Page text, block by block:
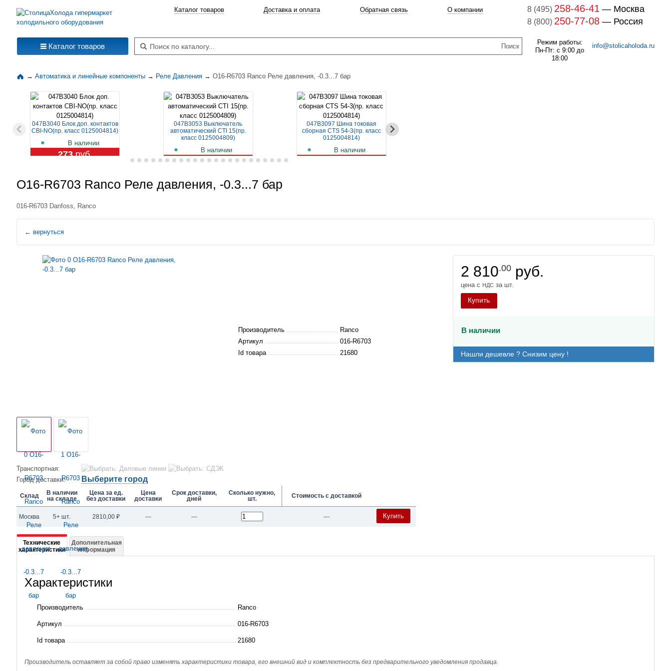
Каталог товаров Доставка и оплата Обратная связь О компании
Поиск по каталогу
8 (495) 258-46-41 — Москва
8 (800) 250-77-08 — Россия
Режим работы:
Пн-Пт: с 9:00 до
18:00
info@stolicaholoda.ru
Каталог товаров
→ Автоматика и линейные компоненты → Реле Давления → О16-R6703 Ranco Реле давления, -0.3...7 бар
047B3040 Блок доп. контактов
CBI-NO(пр. класс 0125004814)
В наличии
273руб.
047B3053 Выключатель
автоматический CTI 15(пр.
класс 0125004809)
В наличии
1 129 руб.
047B3097 Шина токовая
сборная CTS 54-3(пр. класс
0125004814)
В наличии
О16-R6703 Ranco Реле давления, -0.3...7 бар
016-R6703 Danfoss, Ranco
← вернуться
Производитель
Ranco
Артикул
016-R6703
Id товара
21680
2 810.00 руб.
цена с НДС за шт.
Купить
В наличии
Нашли дешевле ? Снизим цену !
Транспортная:
Город доставки:
Выберите город
Склад
В наличии
на складе
Цена за ед.
без доставки
Цена
доставки
Срок доставки,
дней
Сколько нужно,
шт.
Стоимость с доставкой
Москва 5+ шт. 2810,00 ₽ --- --- --- Купить
Подробная
информация
О16-
R6703
Ranco
Реле
давления,
-0.3...7
Технические
характеристики
Дополнительная
информация
Характеристики
Производитель Ranco
Артикул 016-R6703
Id товара 21680
Производитель оставляет за собой право изменять характеристики товара, его внешний вид и комплектность без предварительного уведомления продавца.